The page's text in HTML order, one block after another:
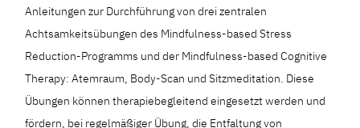
Anleitungen zur Durchführung von drei zentralen
Achtsamkeitsübungen des Mindfulness-based Stress
Reduction-Programms und der Mindfulness-based Cognitive
Therapy: Atemraum, Body-Scan und Sitzmeditation. Diese
Übungen können therapiebegleitend eingesetzt werden und
fördern, bei regelmäßiger Übung, die Entfaltung von